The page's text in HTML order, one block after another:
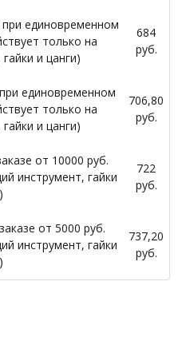
при единовременном
только на
и цанги)
684
руб.
единовременном
только на
и цанги)
706,80
руб.
от 10000 руб.
инструмент, гайки
722
руб.
от 5000 руб.
инструмент, гайки
737,20
руб.